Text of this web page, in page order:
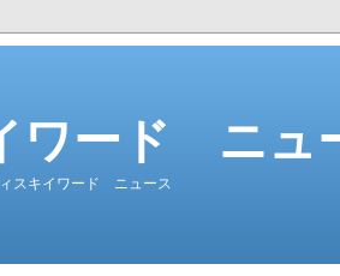
ワード ニュ
スキイワード ニュース